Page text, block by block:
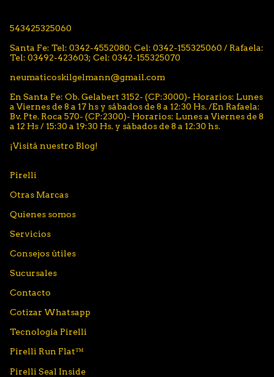
543425325060
Santa Fe: Tel: 0342-4552080; Cel: 0342-155325060 / Rafaela:
Tel: 03492-423603; Cel: 0342-155325070
neumaticoskilgelmann@gmail.com
En Santa Fe: Ob. Gelabert 3152- (CP:3000)- Horarios: Lunes
a Viernes de 8 a 17 hs y sábados de 8 a 12:30 Hs. /En Rafaela:
Bv. Pte. Roca 570- (CP:2300)- Horarios: Lunes a Viernes de 8
a 12 Hs / 15:30 a 19:30 Hs. y sábados de 8 a 12:30 hs.
¡Visitá nuestro Blog!
Pirelli
Otras Marcas
Quienes somos
Servicios
Consejos útiles
Sucursales
Contacto
Cotizar Whatsapp
Tecnología Pirelli
Pirelli Run Flat™
Pirelli Seal Inside